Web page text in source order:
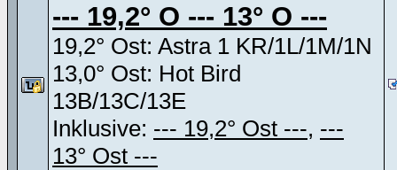
--- 19,2° O --- 13° O ---
19,2° Ost: Astra 1 KR/1L/1M/1N
13,0° Ost: Hot Bird
13B/13C/13E
Inklusive: --- 19,2° Ost ---, ---
13° Ost ---